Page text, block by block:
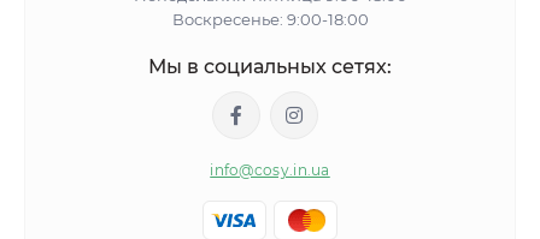
Воскресенье: 9:00-18:00
Мы в социальных сетях:
info@cosy.in.ua